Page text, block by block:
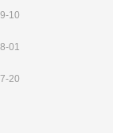
10
01
20